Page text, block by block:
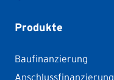
Produkte
Baufinanzierung
Anschlussfinanzierung